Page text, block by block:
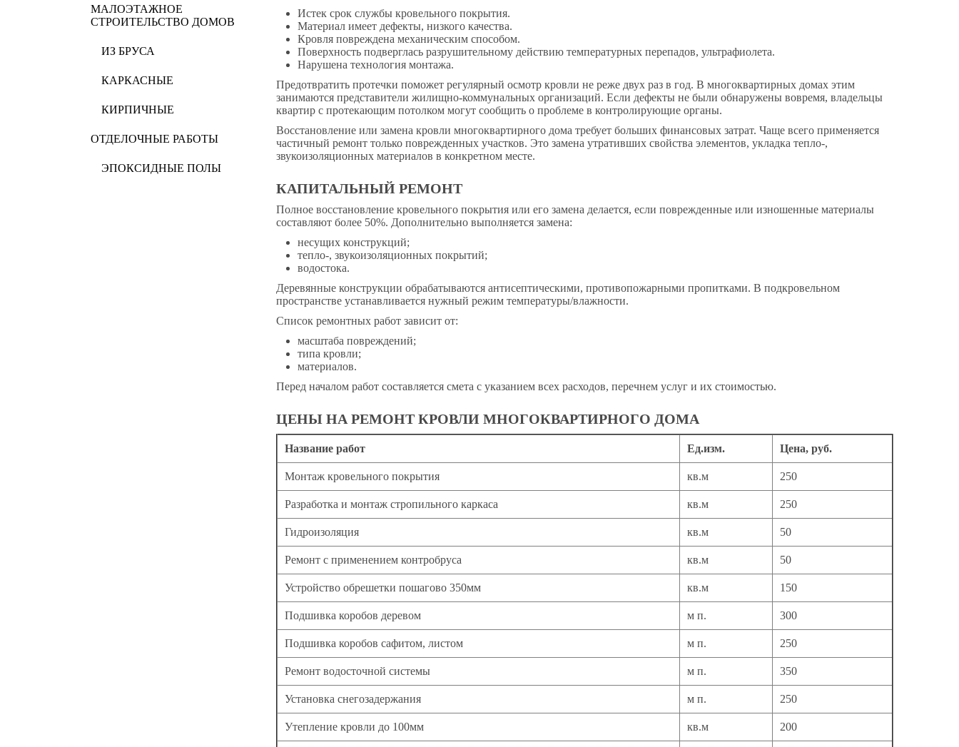
МАЛОЭТАЖНОЕ
СТРОИТЕЛЬСТВО ДОМОВ
ИЗ БРУСА
КАРКАСНЫЕ
КИРПИЧНЫЕ
ОТДЕЛОЧНЫЕ РАБОТЫ
ЭПОКСИДНЫЕ ПОЛЫ
Истек срок службы кровельного покрытия.
Материал имеет дефекты, низкого качества.
Кровля повреждена механическим способом.
Поверхность подверглась разрушительному действию температурных перепадов, ультрафиолета.
Нарушена технология монтажа.
Предотвратить протечки поможет регулярный осмотр кровли не реже двух раз в год. В многоквартирных домах этим
занимаются представители жилищно-коммунальных организаций. Если дефекты не были обнаружены вовремя, владельцы
квартир с протекающим потолком могут сообщить о проблеме в контролирующие органы.
Восстановление или замена кровли многоквартирного дома требует больших финансовых затрат. Чаще всего применяется
частичный ремонт только поврежденных участков. Это замена утративших свойства элементов, укладка тепло-,
звукоизоляционных материалов в конкретном месте.
КАПИТАЛЬНЫЙ РЕМОНТ
Полное восстановление кровельного покрытия или его замена делается, если поврежденные или изношенные материалы
составляют более 50%. Дополнительно выполняется замена:
несущих конструкций;
тепло-, звукоизоляционных покрытий;
водостока.
Деревянные конструкции обрабатываются антисептическими, противопожарными пропитками. В подкровельном
пространстве устанавливается нужный режим температуры/влажности.
Список ремонтных работ зависит от:
масштаба повреждений;
типа кровли;
материалов.
Перед началом работ составляется смета с указанием всех расходов, перечнем услуг и их стоимостью.
ЦЕНЫ НА РЕМОНТ КРОВЛИ МНОГОКВАРТИРНОГО ДОМА
Название работ Ед.изм. Цена, руб.
Монтаж кровельного покрытия кв.м 250
Разработка и монтаж стропильного каркаса кв.м 250
Гидроизоляция кв.м 50
Ремонт с применением контробруса кв.м 50
Устройство обрешетки пошагово 350мм кв.м 150
Подшивка коробов деревом м п. 300
Подшивка коробов сафитом, листом м п. 250
Ремонт водосточной системы м п. 350
Установка снегозадержания м п. 250
Утепление кровли до 100мм кв.м 200